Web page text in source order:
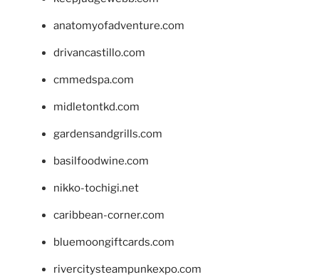
anatomyofadventure.com
drivancastillo.com
cmmedspa.com
midletontkd.com
gardensandgrills.com
basilfoodwine.com
nikko-tochigi.net
caribbean-corner.com
bluemoongiftcards.com
rivercitysteampunkexpo.com